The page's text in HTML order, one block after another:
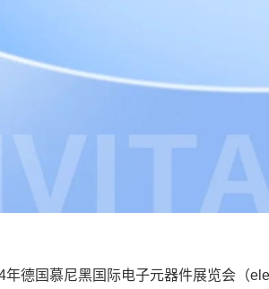
德国慕尼黑国际电子元器件展览会（